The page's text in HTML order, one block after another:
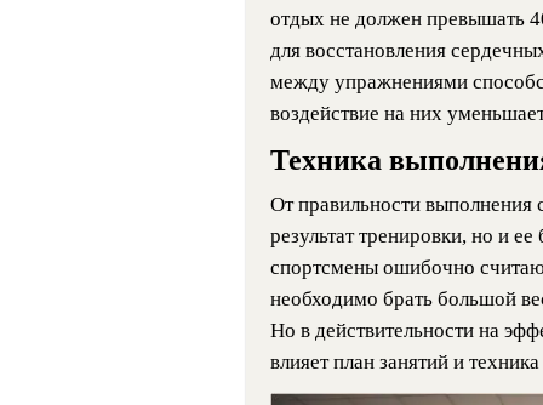
отдых не должен превышать
для восстановления
между упражнениями
воздействие на них
Техника
От правильности выполнения
результат тренировки, но и
спортсмены ошибочно
необходимо брать большой
Но в действительности на
влияет план занятий и